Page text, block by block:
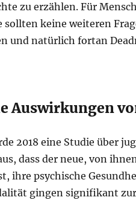
zu erzählen. Für
sollten keine weiteren
und natürlich fortan
Auswirkungen
2018 eine Studie über
dass der neue, von
ihre psychische
gingen signifikant